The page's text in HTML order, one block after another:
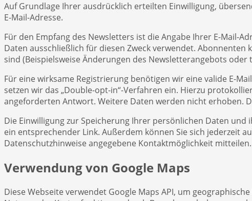
Auf Grundlage Ihrer ausdrücklich erteilten Einwilligung,
E-Mail-Adresse.
Für den Empfang des Newsletters ist die Angabe Ihrer E-Mail-
Daten ausschließlich für diesen Zweck verwendet.
sind (Beispielsweise Änderungen des Newsletterangebots oder
Für eine wirksame Registrierung benötigen wir eine valide E-
setzen wir das „Double-opt-in“-Verfahren ein. Hierzu
angeforderten Antwort. Weitere Daten werden nicht erhoben.
Die Einwilligung zur Speicherung Ihrer persönlichen Daten
ein entsprechender Link. Außerdem können Sie sich jederzeit
Datenschutzhinweise angegebene Kontaktmöglichkeit mitteilen.
Verwendung von Google Maps
Diese Webseite verwendet Google Maps API, um